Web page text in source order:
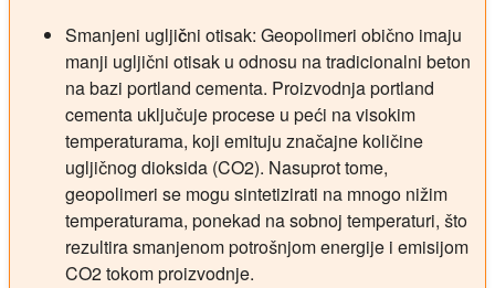
Smanjeni ugljični otisak: Geopolimeri obično imaju
manji ugljični otisak u odnosu na tradicionalni beton
na bazi portland cementa. Proizvodnja portland
cementa uključuje procese u peći na visokim
temperaturama, koji emituju značajne količine
ugljičnog dioksida (CO2). Nasuprot tome,
geopolimeri se mogu sintetizirati na mnogo nižim
temperaturama, ponekad na sobnoj temperaturi, što
rezultira smanjenom potrošnjom energije i emisijom
CO2 tokom proizvodnje.